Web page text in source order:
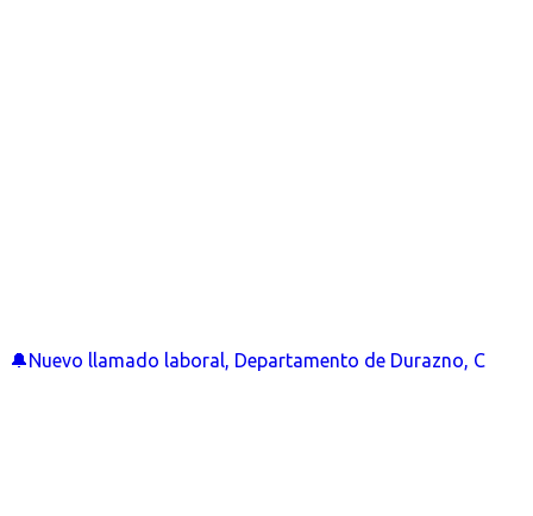
🔔Nuevo llamado laboral, Departamento de Durazno, C